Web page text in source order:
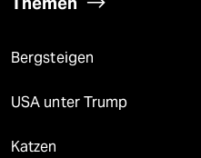
Bergsteigen
USA unter Trump
Katzen